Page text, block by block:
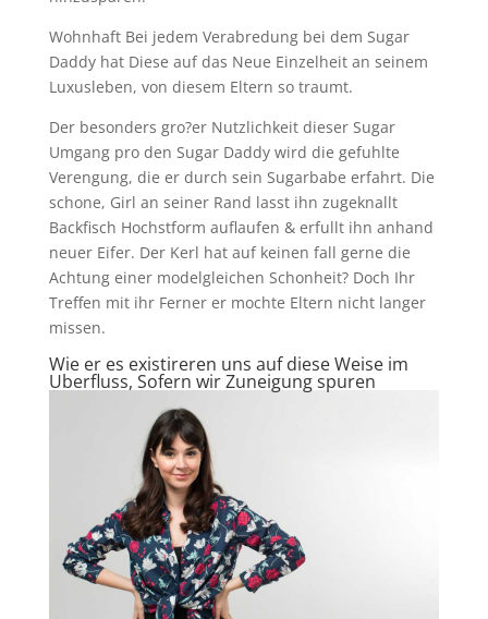
Wohnhaft Bei jedem Verabredung bei dem Sugar
Daddy hat Diese auf das Neue Einzelheit an seinem
Luxusleben, von diesem Eltern so traumt.
Der besonders gro?er Nutzlichkeit dieser Sugar
Umgang pro den Sugar Daddy wird die gefuhlte
Verengung, die er durch sein Sugarbabe erfahrt. Die
schone, Girl an seiner Rand lasst ihn zugeknallt
Backfisch Hochstform auflaufen & erfullt ihn anhand
neuer Eifer. Der Kerl hat auf keinen fall gerne die
Achtung einer modelgleichen Schonheit? Doch Ihr
Treffen mit ihr Ferner er mochte Eltern nicht langer
missen.
Wie er es existireren uns auf diese Weise im
Uberfluss, Sofern wir Zuneigung spuren